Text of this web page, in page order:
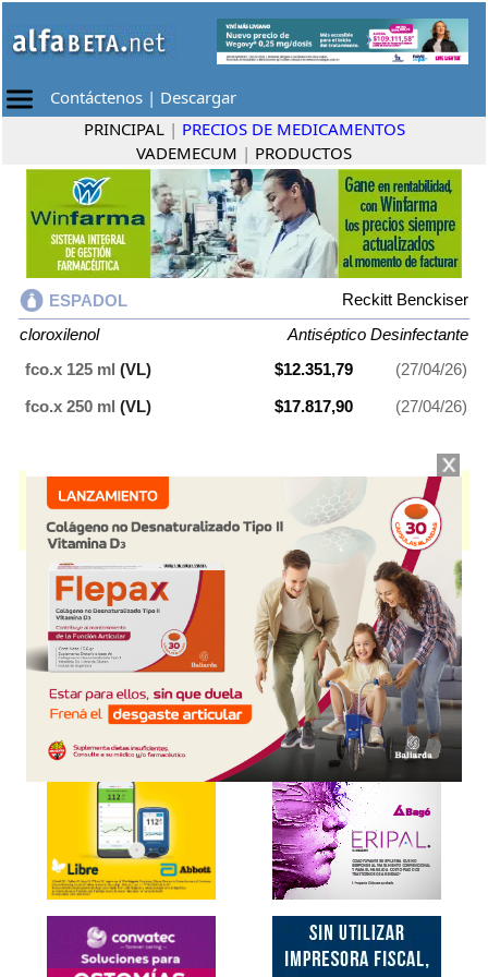
Contáctenos | Descargar
PRINCIPAL | PRECIOS DE MEDICAMENTOS
VADEMECUM | PRODUCTOS
ESPADOL
Reckitt Benckiser
cloroxilenol
Antiséptico Desinfectante
fco.x 125 ml (VL) $12.351,79
(27/04/26)
fco.x 250 ml (VL) $17.817,90 (27/04/26)
ESPADOLcontienecloroxilenol
Antiséptico
Desinfectante. Es producido por Reckitt Benckisery cuenta con 2
presentaciones disponibles.
Explorar más
Otros productos con
cloroxilenol
Otros productos de
Reckitt Benckiser